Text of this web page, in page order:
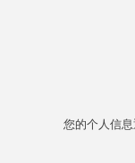
您的个人信息